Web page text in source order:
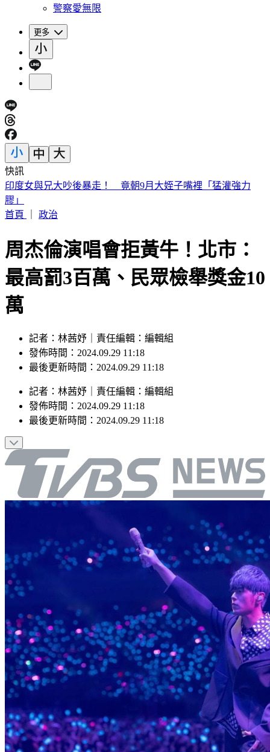
警察愛無限
更多
快訊
別只看台積電！ 外媒點名「2檔AI設備股」快上車
首頁
周杰倫演唱會拒黃牛！北市：
最高罰3百萬、民眾檢舉獎金10
萬
發佈時間：2024.09.29 11:18
最後更新時間：2024.09.29 11:18
發佈時間：2024.09.29 11:18
最後更新時間：2024.09.29 11:18